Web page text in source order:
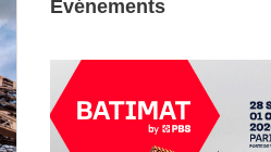
Evénements